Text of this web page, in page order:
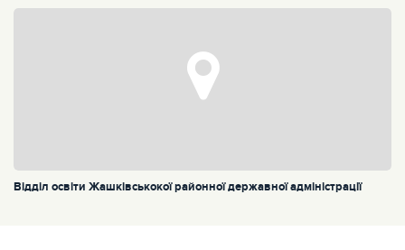
Відділ освіти Жашківськокої районної державної адміністрації